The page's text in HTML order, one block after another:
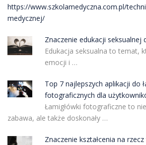
https://www.szkolamedyczna.com.pl/
medycznej/
Znaczenie edukacji seksualnej
Edukacja seksualna to temat,
emocji i …
Top 7 najlepszych aplikacji do
fotograficznych dla
Łamigłówki fotograficzne to
zabawa, ale także doskonały …
Znaczenie kształcenia na